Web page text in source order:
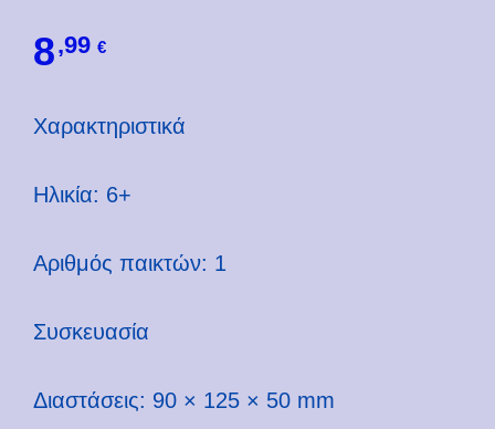
8,99 €
Χαρακτηριστικά
Ηλικία: 6+
Αριθμός παικτών: 1
Συσκευασία
Διαστάσεις: 90 × 125 × 50 mm